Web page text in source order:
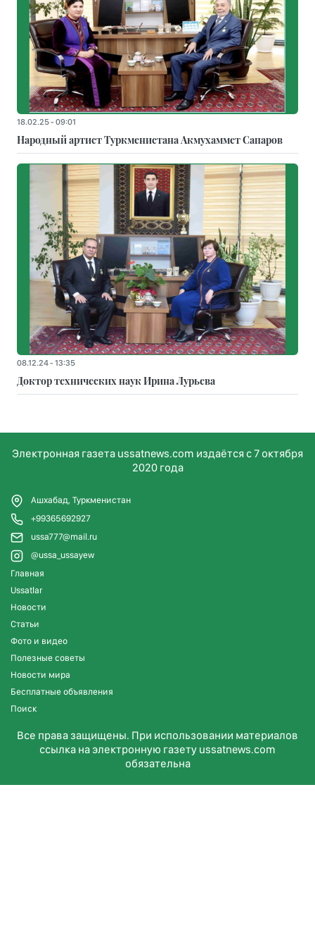
18.02.25 - 09:01
Народный артист Туркменистана Акмухаммет Сапаров
08.12.24 - 13:35
Доктор технических наук Ирина Лурьева
Электронная газета ussatnews.com издаётся с 7 октября
2020 года
Ашхабад, Туркменистан
+99365692927
ussa777@mail.ru
@ussa_ussayew
Главная
Ussatlar
Новости
Статьи
Фото и видео
Полезные советы
Новости мира
Бесплатные объявления
Поиск
Все права защищены. При использовании материалов
ссылка на электронную газету ussatnews.com
обязательна